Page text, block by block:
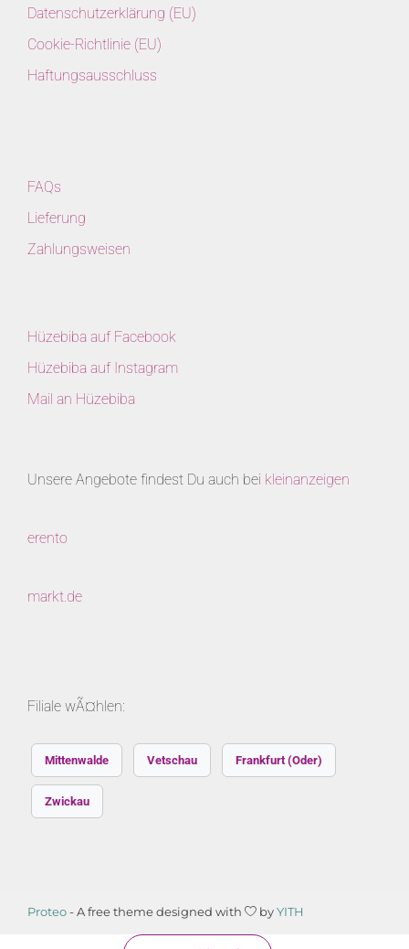
Datenschutzerklärung (EU)
Cookie-Richtlinie (EU)
Haftungsausschluss
FAQs
Lieferung
Zahlungsweisen
Hüzebiba auf Facebook
Hüzebiba auf Instagram
Mail an Hüzebiba
Unsere Angebote findest Du auch bei kleinanzeigen
erento
markt.de
Filiale wÃ¤hlen:
Mittenwalde Vetschau Frankfurt (Oder)
Zwickau
Proteo- A free theme designed with byYITH